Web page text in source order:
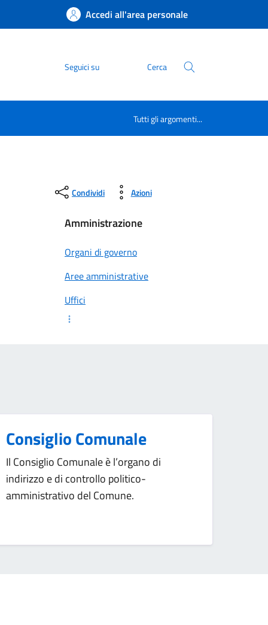
Accedi all'area personale
Seguici su Cerca
Tutti gli argomenti...
Condividi Azioni
Amministrazione
Organi di governo
Aree amministrative
Uffici
Consiglio Comunale
Il Consiglio Comunale è l’organo di
indirizzo e di controllo politico-
amministrativo del Comune.